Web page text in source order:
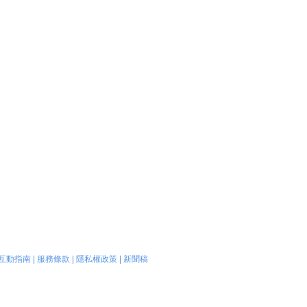
動指南| 服務條款 隱私權政策| 新聞稿